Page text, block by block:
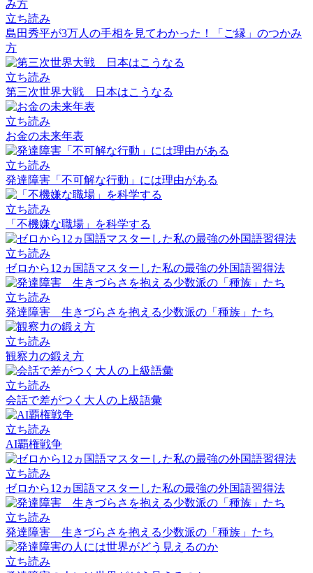
立ち読み
島田秀平が3万人の手相を見てわかった！「ご縁」のつかみ
方
立ち読み
第三次世界大戦 日本はこうなる
立ち読み
お金の未来年表
立ち読み
発達障害「不可解な行動」には理由がある
立ち読み
「不機嫌な職場」を科学する
立ち読み
ゼロから12ヵ国語マスターした私の最強の外国語習得法
立ち読み
発達障害 生きづらさを抱える少数派の「種族」たち
立ち読み
観察力の鍛え方
立ち読み
会話で差がつく大人の上級語彙
立ち読み
AI覇権戦争
立ち読み
ゼロから12ヵ国語マスターした私の最強の外国語習得法
立ち読み
発達障害 生きづらさを抱える少数派の「種族」たち
立ち読み